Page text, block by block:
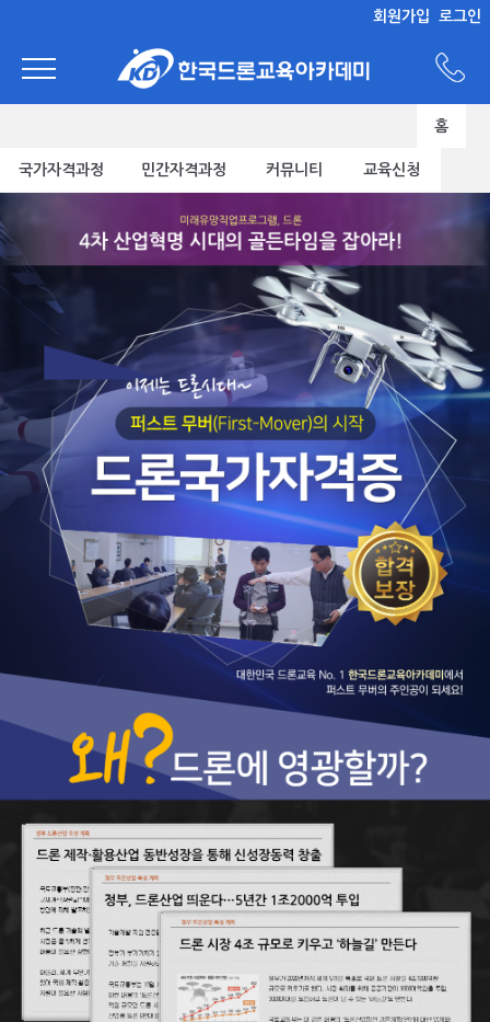
회원가입 로그인
홈
국가자격과정 민간자격과정 커뮤니티 교육신청